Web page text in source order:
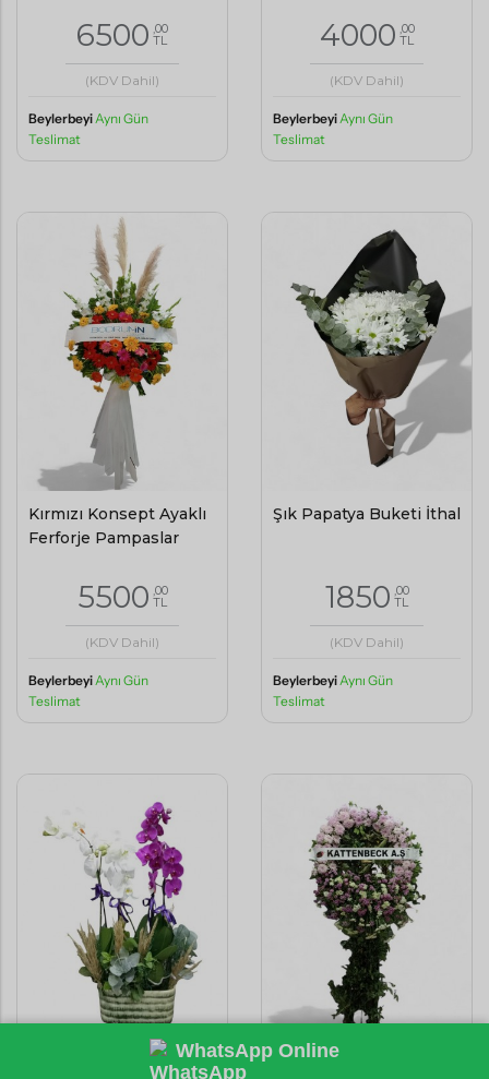
6500 ,00
TL
(KDV Dahil)
Beylerbeyi Aynı Gün
Teslimat
4000 ,00
TL
(KDV Dahil)
Beylerbeyi Aynı Gün
Teslimat
Kırmızı Konsept Ayaklı
Ferforje Pampaslar
5500 ,00
TL
(KDV Dahil)
Beylerbeyi Aynı Gün
Teslimat
Şık Papatya Buketi İthal
1850 ,00
TL
(KDV Dahil)
Beylerbeyi Aynı Gün
Teslimat
WhatsApp Online